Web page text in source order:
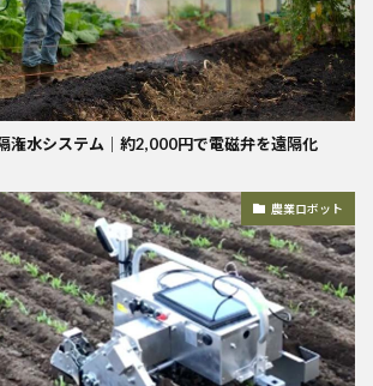
水システム｜約2,000円で電磁弁を遠隔化
農業ロボット